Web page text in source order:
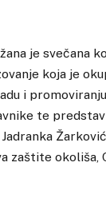
je svečana
koja je
i
te
okoliša,